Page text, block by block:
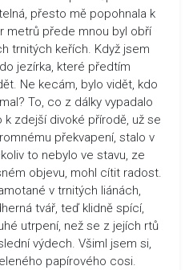
přesto mě popohnala k
metrů přede mnou byl obří
trnitých keřích. Když jsem
jezírka, které předtím
Ne kecám, bylo vidět, kdo
To, co z dálky vypadalo
zdejší divoké přírodě, už se
překvapení, stalo v
to nebylo ve stavu, ze
objevu, mohl cítit radost.
v trnitých liánách,
tvář, teď klidně spící,
utrpení, než se z jejích rtů
výdech. Všiml jsem si,
papírového cosi.